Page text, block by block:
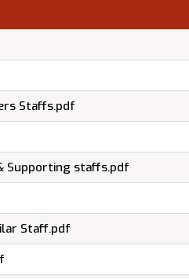
Staffs.pdf
Supporting staffs.pdf
Staff.pdf